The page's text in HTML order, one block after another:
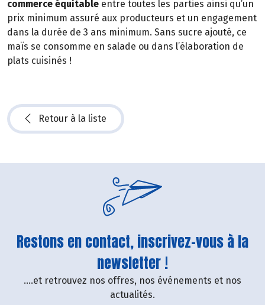
commerce équitable entre toutes les parties ainsi qu’un
prix minimum assuré aux producteurs et un engagement
dans la durée de 3 ans minimum. Sans sucre ajouté, ce
maïs se consomme en salade ou dans l’élaboration de
plats cuisinés !
Retour à la liste
Restons en contact, inscrivez-vous à la
newsletter !
....et retrouvez nos offres, nos événements et nos
actualités.